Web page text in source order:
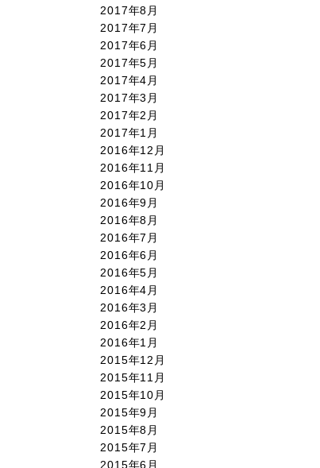
2017年8月
2017年7月
2017年6月
2017年5月
2017年4月
2017年3月
2017年2月
2017年1月
2016年12月
2016年11月
2016年10月
2016年9月
2016年8月
2016年7月
2016年6月
2016年5月
2016年4月
2016年3月
2016年2月
2016年1月
2015年12月
2015年11月
2015年10月
2015年9月
2015年8月
2015年7月
2015年6月